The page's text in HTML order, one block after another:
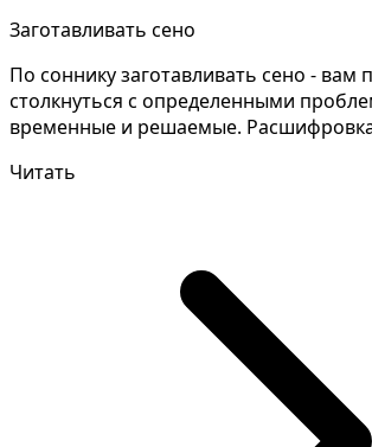
Заготавливать сено
По соннику заготавливать сено - вам
столкнуться с определенными
временные и решаемые.
Читать